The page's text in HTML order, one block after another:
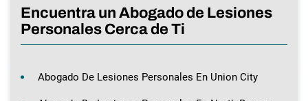
Encuentra un Abogado de Lesiones
Personales Cerca de Ti
Abogado De Lesiones Personales En Union City